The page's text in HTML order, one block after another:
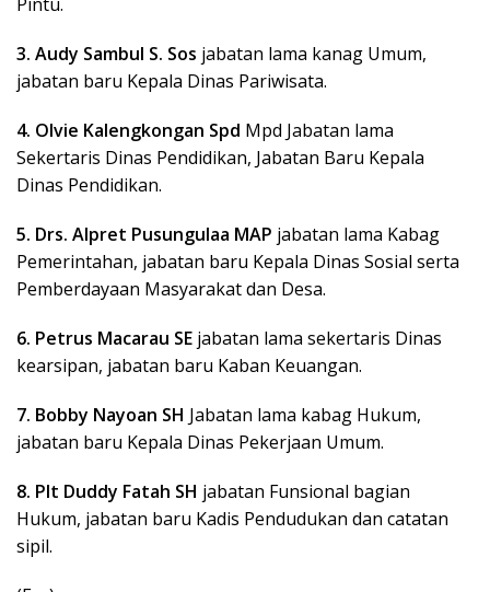
3. Audy Sambul S. Sos jabatan lama kanag Umum,
jabatan baru Kepala Dinas Pariwisata.
4. Olvie Kalengkongan Spd Mpd Jabatan lama
Sekertaris Dinas Pendidikan, Jabatan Baru Kepala
Dinas Pendidikan.
5. Drs. Alpret Pusungulaa MAP jabatan lama Kabag
Pemerintahan, jabatan baru Kepala Dinas Sosial serta
Pemberdayaan Masyarakat dan Desa.
6. Petrus Macarau SE jabatan lama sekertaris Dinas
kearsipan, jabatan baru Kaban Keuangan.
7. Bobby Nayoan SH Jabatan lama kabag Hukum,
jabatan baru Kepala Dinas Pekerjaan Umum.
8. Plt Duddy Fatah SH jabatan Funsional bagian
Hukum, jabatan baru Kadis Pendudukan dan catatan
sipil.